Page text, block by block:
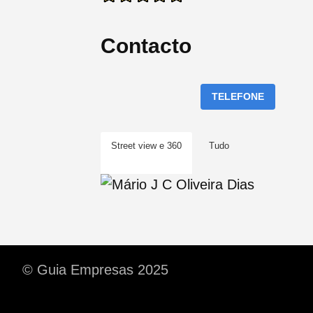
Contacto
TELEFONE
Street view e 360 Tudo
© Guia Empresas 2025